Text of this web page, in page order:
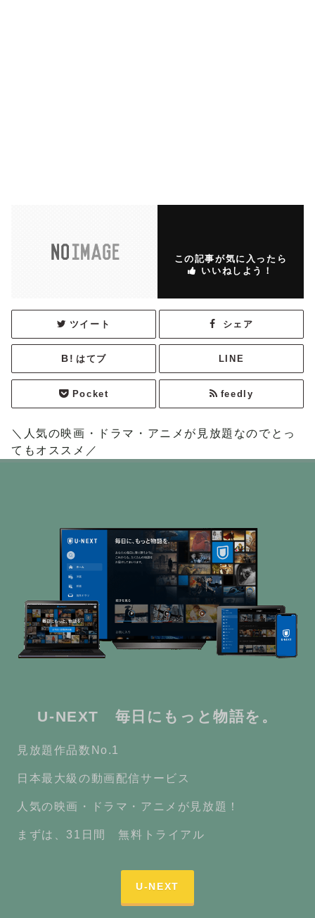
この記事が気に入ったら
いいねしよう！
ツイート シェア
はてブ LINE
Pocket feedly
＼人気の映画・ドラマ・アニメが見放題なのでとっ
てもオススメ／
U-NEXT 毎日にもっと物語を。
見放題作品数No.1
日本最大級の動画配信サービス
人気の映画・ドラマ・アニメが見放題！
まずは、31日間 無料トライアル
U-NEXT